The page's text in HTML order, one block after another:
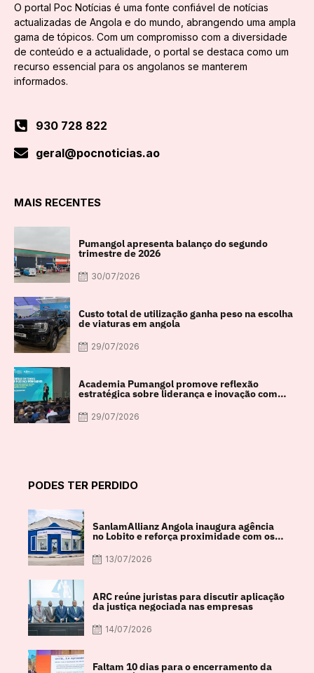
O portal Poc Notícias é uma fonte confiável de notícias
actualizadas de Angola e do mundo, abrangendo uma ampla
gama de tópicos. Com um compromisso com a diversidade
de conteúdo e a actualidade, o portal se destaca como um
recurso essencial para os angolanos se manterem
informados.
930 728 822
geral@pocnoticias.ao
MAIS RECENTES
Pumangol apresenta balanço do segundo
trimestre de 2026
30/07/2026
Custo total de utilização ganha peso na escolha
de viaturas em angola
29/07/2026
Academia Pumangol promove reflexão
estratégica sobre liderança e inovação com
29/07/2026
PODES TER PERDIDO
SanlamAllianz Angola inaugura agência
no Lobito e reforça proximidade com os
13/07/2026
ARC reúne juristas para discutir aplicação
da justiça negociada nas empresas
14/07/2026
Faltam 10 dias para o encerramento da